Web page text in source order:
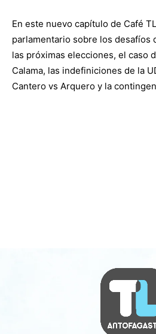
En este nuevo capítulo de Café
parlamentario sobre los desafíos
las próximas elecciones, el caso
Calama, las indefiniciones de la
Cantero vs Arquero y la